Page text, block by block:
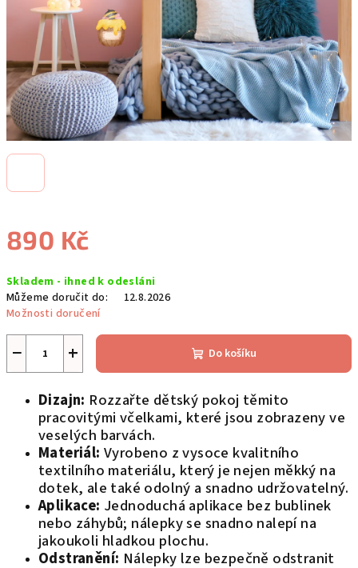
890 Kč
cena:
Skladem - ihned k odesláni
Můžeme doručit do:
12.8.2026
Možnosti doručení
+
− Do košíku
Dizajn: Rozzařte dětský pokoj těmito
pracovitými včelkami, které jsou zobrazeny ve
veselých barvách.
Materiál: Vyrobeno z vysoce kvalitního
textilního materiálu, který je nejen měkký na
dotek, ale také odolný a snadno udržovatelný.
Aplikace: Jednoduchá aplikace bez bublinek
nebo záhybů; nálepky se snadno nalepí na
jakoukoli hladkou plochu.
Odstranění: Nálepky lze bezpečně odstranit